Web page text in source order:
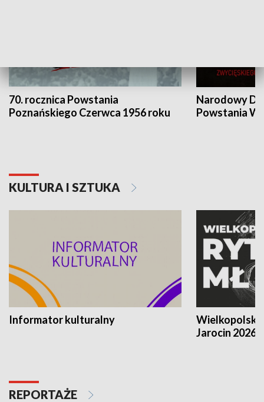
70. rocznica Powstania
Poznańskiego Czerwca 1956 roku
Narodowy
Powstania
KULTURA I SZTUKA
Informator kulturalny
Jarocin 2026
REPORTAŻE